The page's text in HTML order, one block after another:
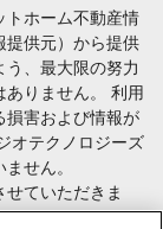
トホーム不動産情
提供元）から提供
、最大限の努力
りません。 利用
損害および情報が
オテクノロジーズ
せん。
ていただきま